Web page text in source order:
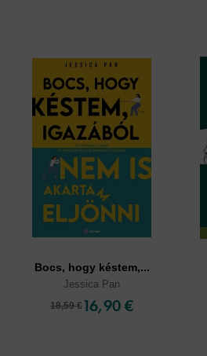
Bocs, hogy késtem,...
Jessica Pan
18,59 €16,90 €